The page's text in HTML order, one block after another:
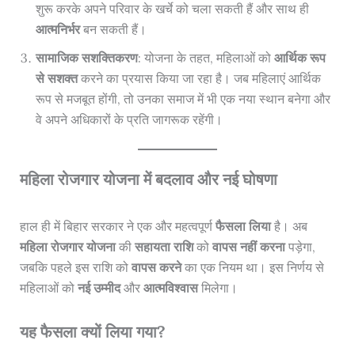
शुरू करके अपने परिवार के खर्चे को चला सकती हैं और साथ ही
आत्मनिर्भरबन सकती हैं।
सामाजिक सशक्तिकरण: योजना के तहत, महिलाओं को आर्थिक रूप
से सशक्तकरने का प्रयास किया जा रहा है। जब महिलाएं आर्थिक
रूप से मजबूत होंगी, तो उनका समाज में भी एक नया स्थान बनेगा और
वे अपने अधिकारों के प्रति जागरूक रहेंगी।
महिला रोजगार योजना में बदलाव और नई घोषणा
हाल ही में बिहार सरकार ने एक और महत्वपूर्ण फैसला लियाहै। अब
महिला रोजगार योजनाकी सहायता राशिको वापस नहीं करनापड़ेगा,
जबकि पहले इस राशि को वापस करनेका एक नियम था। इस निर्णय से
महिलाओं को नई उम्मीदऔर आत्मविश्वासमिलेगा।
यह फैसला क्यों लिया गया?